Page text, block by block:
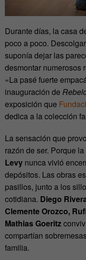
Durante días, la casa
poco a poco.
suponía dejar las
desmontar numerosos
«La pasé fuerte
inauguración de
exposición que
dedica a la colección
La sensación que
razón de ser. Porque
Levy nunca vivió
depósitos. Las obras
pasillos, junto a los
cotidiana. Diego
Clemente Orozco,
Mathias Goeritz
compartían
familia.